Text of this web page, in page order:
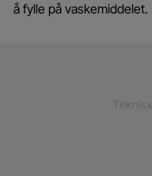
å fylle på vaskemiddelet.